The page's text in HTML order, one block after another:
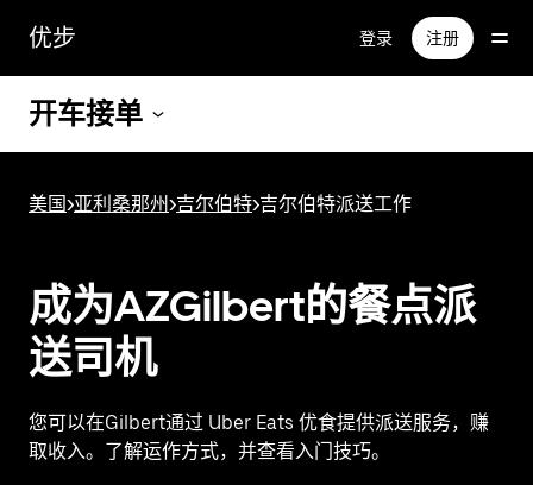
容
优步 登录 注册
开车接单
美国>亚利桑那州>吉尔伯特>吉尔伯特派送工作
成为AZGilbert的餐点派
送司机
您可以在Gilbert通过 Uber Eats 优食提供派送服务，赚
取收入。了解运作方式，并查看入门技巧。